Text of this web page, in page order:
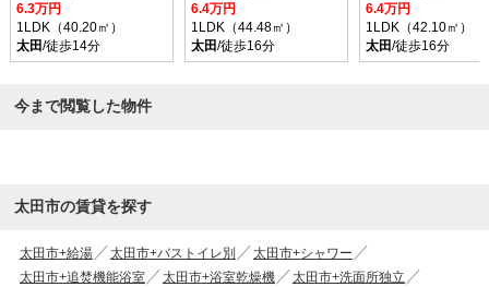
6.3万円
1LDK（40.20㎡）
太田/徒歩14分
6.4万円
1LDK（44.48㎡）
太田/徒歩16分
6.4万円
1LDK（42.10㎡）
太田/徒歩16分
今まで閲覧した物件
太田市の賃貸を探す
太田市+給湯 太田市+バストイレ別
太田市+シャワー
太田市+追焚機能浴室
太田市+浴室乾燥機
太田市+洗面所独立